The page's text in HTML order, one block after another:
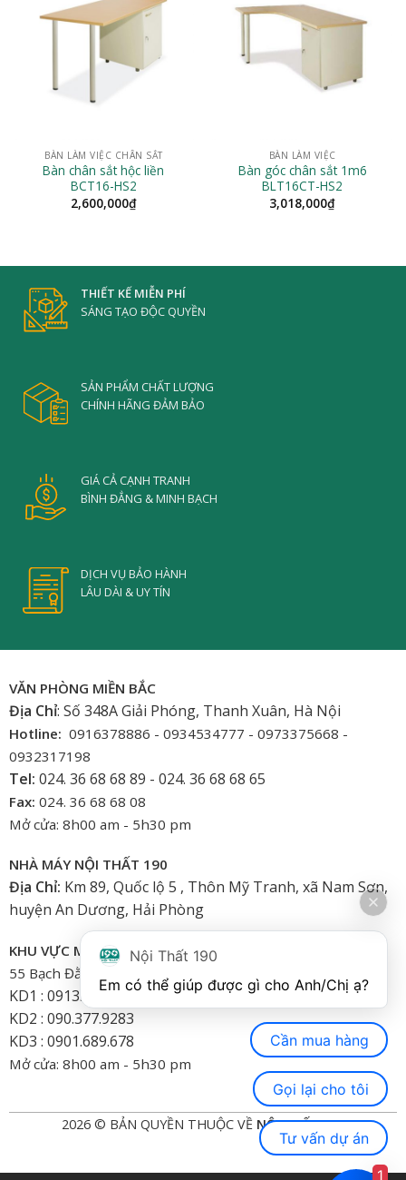
BÀN LÀM VIỆC CHÂN SẮT
Bàn chân sắt hộc liền
BCT16-HS2
2,600,000₫
BÀN LÀM VIỆC
Bàn góc chân sắt 1m6
BLT16CT-HS2
3,018,000₫
THIẾT KẾ MIỄN PHÍ
SÁNG TẠO ĐỘC QUYỀN
SẢN PHẨM CHẤT LƯỢNG
CHÍNH HÃNG ĐẢM BẢO
GIÁ CẢ CẠNH TRANH
BÌNH ĐẲNG & MINH BẠCH
DỊCH VỤ BẢO HÀNH
LÂU DÀI & UY TÍN
VĂN PHÒNG MIỀN BẮC
Địa Chỉ: Số 348A Giải Phóng, Thanh Xuân, Hà Nội
Hotline: 0916378886 - 0934534777 - 0973375668 -
0932317198
Tel: 024. 36 68 68 89 - 024. 36 68 68 65
Fax: 024. 36 68 68 08
Mở cửa: 8h00 am - 5h30 pm
NHÀ MÁY NỘI THẤT 190
Địa Chỉ: Km 89, Quốc lộ 5 , Thôn Mỹ Tranh, xã Nam Sơn,
huyện An Dương, Hải Phòng
KHU VỰC MIỀN NAM
55 Bạch Đằng, Phường 15, Bình Thạnh-HCM
KD1 : 0913.922.926
KD2 : 090.377.9283
KD3 : 0901.689.678
Mở cửa: 8h00 am - 5h30 pm
2026 © BẢN QUYỀN THUỘC VỀ NỘI THẤT 190
Nội Thất 190
Cần mua hàng
Gọi lại cho tôi
Tư vấn dự án
1